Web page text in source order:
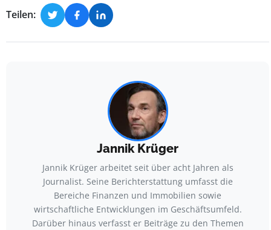
Teilen:
Jannik Krüger
Jannik Krüger arbeitet seit über acht Jahren als
Journalist. Seine Berichterstattung umfasst die
Bereiche Finanzen und Immobilien sowie
wirtschaftliche Entwicklungen im Geschäftsumfeld.
Darüber hinaus verfasst er Beiträge zu den Themen